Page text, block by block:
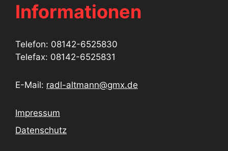
Informationen
Telefon: 08142-6525830
Telefax: 08142-6525831
E-Mail: radl-altmann@gmx.de
Impressum
Datenschutz